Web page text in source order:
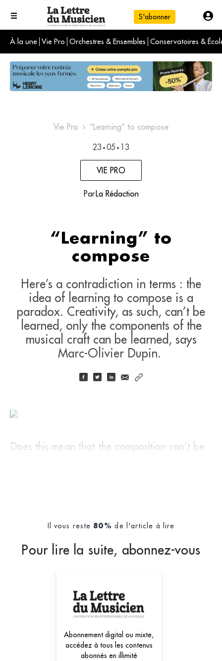
S'abonner
À la une Vie Pro Orchestres & Ensembles Conservatoires &
L'info du jour
Le numéro du mois
International
Vie Pro “Learning” to compose
23 • 05 • 13
VIE PRO
Par La Rédaction
“Learning” to
compose
Here’s a contradiction in terms : the
idea of learning to compose is a
paradox. Creativity, as such, can’t be
learned, only the components of the
musical craft can be learned, says
Marc-Olivier Dupin.
Does this mean that the composition can’t be
Il vous reste 80% de l'article à lire
Pour lire la suite, abonnez-vous
Abonnement digital ou mixte,
accédez à tous les contenus
abonnés en illimité